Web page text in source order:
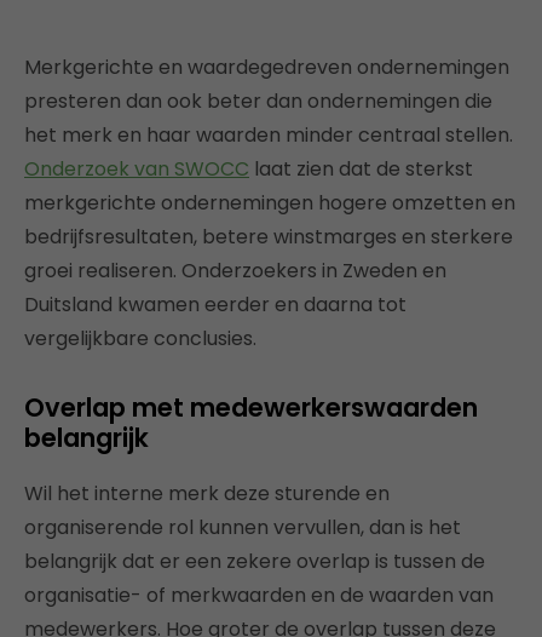
Merkgerichte en waardegedreven ondernemingen
presteren dan ook beter dan ondernemingen die
het merk en haar waarden minder centraal stellen.
Onderzoek van SWOCC laat zien dat de sterkst
merkgerichte ondernemingen hogere omzetten en
bedrijfsresultaten, betere winstmarges en sterkere
groei realiseren. Onderzoekers in Zweden en
Duitsland kwamen eerder en daarna tot
vergelijkbare conclusies.
Overlap met medewerkerswaarden
belangrijk
Wil het interne merk deze sturende en
organiserende rol kunnen vervullen, dan is het
belangrijk dat er een zekere overlap is tussen de
organisatie- of merkwaarden en de waarden van
medewerkers. Hoe groter de overlap tussen deze